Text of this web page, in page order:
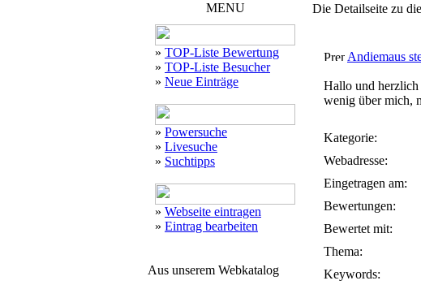
MENU
» TOP-Liste Bewertung
» TOP-Liste Besucher
» Neue Einträge
» Powersuche
» Livesuche
» Suchtipps
» Webseite eintragen
» Eintrag bearbeiten
Aus unserem Webkatalog
Die Detailseite zu
Andiemaus
Hallo und
wenig über mich,
Kategorie:
Webadresse:
Eingetragen am:
Bewertungen:
Bewertet mit:
Thema:
Keywords: